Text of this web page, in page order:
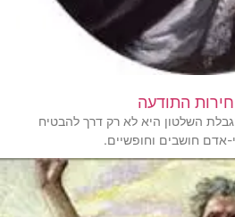
התודעה
השלטון היא לא רק דרך להבטיח
חושבים וחופשיים.